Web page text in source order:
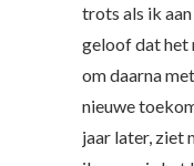
trots als ik
geloof dat het
om daarna
nieuwe
jaar later, ziet